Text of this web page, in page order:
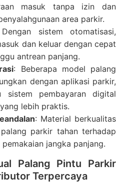
masuk tanpa izin dan
area parkir.
sistem otomatisasi,
dan keluar dengan cepat
antrean panjang.
: Beberapa model palang
dengan aplikasi parkir,
sistem pembayaran digital
lebih praktis.
: Material berkualitas
parkir tahan terhadap
jangka panjang.
Palang Pintu Parkir
Terpercaya